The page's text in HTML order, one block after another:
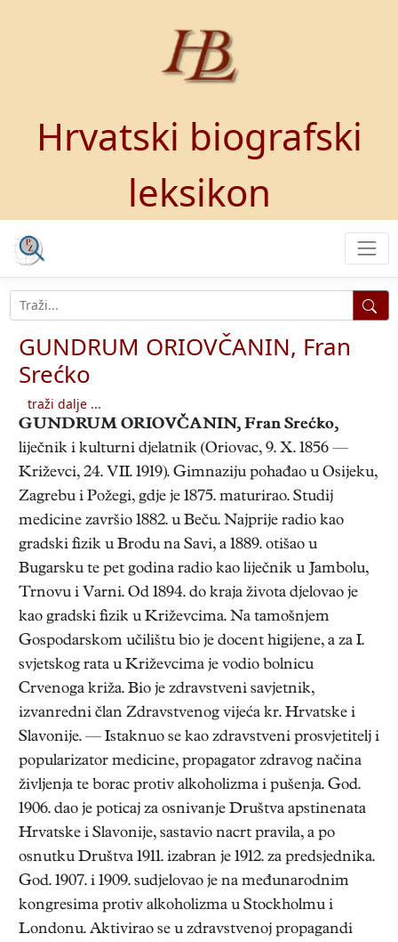
Hrvatski biografski
leksikon
GUNDRUM ORIOVČANIN, Fran
Srećko
traži dalje ...
GUNDRUM ORIOVČANIN, Fran Srećko,
liječnik i kulturni djelatnik (Oriovac, 9. X. 1856 —
Križevci, 24. VII. 1919). Gimnaziju pohađao u Osijeku,
Zagrebu i Požegi, gdje je 1875. maturirao. Studij
medicine završio 1882. u Beču. Najprije radio kao
gradski fizik u Brodu na Savi, a 1889. otišao u
Bugarsku te pet godina radio kao liječnik u Jambolu,
Trnovu i Varni. Od 1894. do kraja života djelovao je
kao gradski fizik u Križevcima. Na tamošnjem
Gospodarskom učilištu bio je docent higijene, a za I.
svjetskog rata u Križevcima je vodio bolnicu
Crvenoga križa. Bio je zdravstveni savjetnik,
izvanredni član Zdravstvenog vijeća kr. Hrvatske i
Slavonije. — Istaknuo se kao zdravstveni prosvjetitelj i
popularizator medicine, propagator zdravog načina
življenja te borac protiv alkoholizma i pušenja. God.
1906. dao je poticaj za osnivanje Društva apstinenata
Hrvatske i Slavonije, sastavio nacrt pravila, a po
osnutku Društva 1911. izabran je 1912. za predsjednika.
God. 1907. i 1909. sudjelovao je na međunarodnim
kongresima protiv alkoholizma u Stockholmu i
Londonu. Aktivirao se u zdravstvenoj propagandi